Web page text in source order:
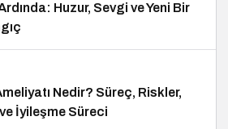
Ardında: Huzur, Sevgi ve Yeni Bir
Nedir? Süreç, Riskler,
İyileşme Süreci